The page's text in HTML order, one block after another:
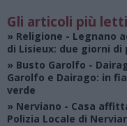
Gli articoli più letti
» Religione - Legnano
di Lisieux: due giorni
» Busto Garolfo -
Garolfo e Dairago: in
verde
» Nerviano - Casa
Polizia Locale di